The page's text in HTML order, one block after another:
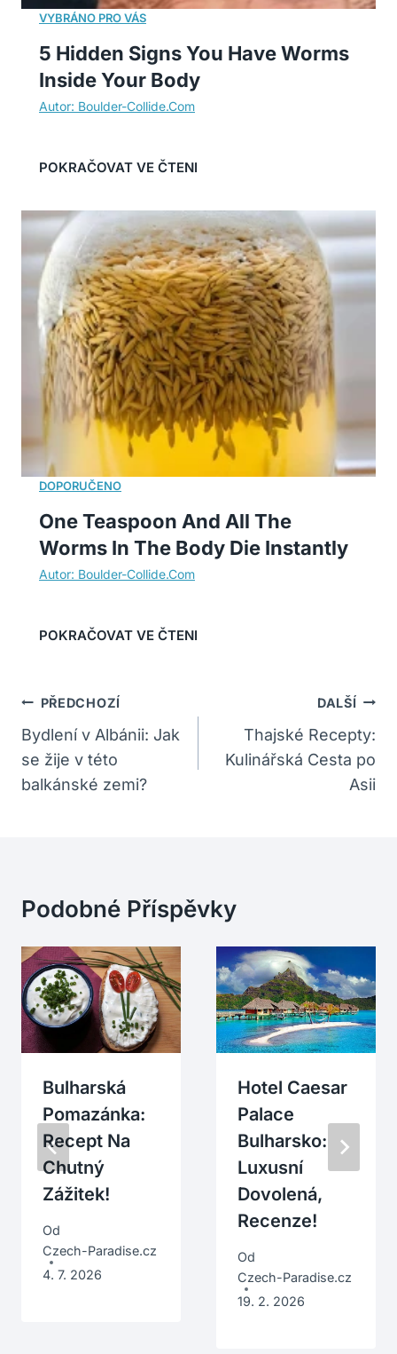
5 Hidden Signs You Have Worms
Inside Your Body
One Teaspoon And All The
Worms In The Body Die Instantly
Navigace
Pro
Příspěvek
PŘEDCHOZÍ
Bydlení v Albánii: Jak
se žije v této
balkánské zemi?
DALŠÍ
Thajské Recepty:
Kulinářská Cesta po
Asii
Podobné Příspěvky
Bulharská
Pomazánka:
Recept Na
Chutný
Zážitek!
Od
Czech-Paradise.cz
4. 7. 2026
Hotel Caesar
Palace
Bulharsko:
Luxusní
Dovolená,
Recenze!
Od
Czech-Paradise.cz
19. 2. 2026